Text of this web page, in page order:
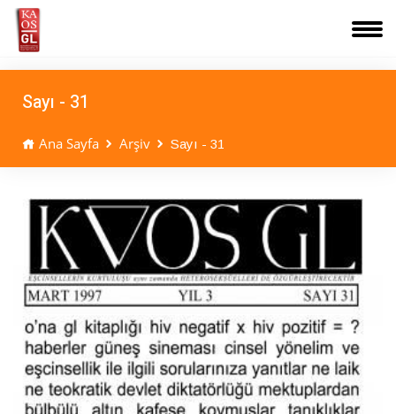
Sayı - 31
Ana Sayfa Arşiv Sayı - 31